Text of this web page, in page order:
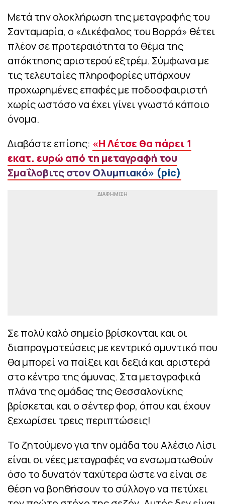
Μετά την ολοκλήρωση της μεταγραφής του
Σανταμαρία, ο «Δικέφαλος του Βορρά» θέτει
πλέον σε προτεραιότητα το θέμα της
απόκτησης αριστερού εξτρέμ. Σύμφωνα με
τις τελευταίες πληροφορίες υπάρχουν
προχωρημένες επαφές με ποδοσφαιριστή
χωρίς ωστόσο να έχει γίνει γνωστό κάποιο
όνομα.
Διαβάστε επίσης: «Η Λέτσε θα πάρει 1
εκατ. ευρώ από τη μεταγραφή του
Σμαΐλοβιτς στον Ολυμπιακό» (pic)
Σε πολύ καλό σημείο βρίσκονται και οι
διαπραγματεύσεις με κεντρικό αμυντικό που
θα μπορεί να παίξει και δεξιά και αριστερά
στο κέντρο της άμυνας. Στα μεταγραφικά
πλάνα της ομάδας της Θεσσαλονίκης
βρίσκεται και ο σέντερ φορ, όπου και έχουν
ξεχωρίσει τρεις περιπτώσεις!
Το ζητούμενο για την ομάδα του Αλέσιο Λίσι
είναι οι νέες μεταγραφές να ενσωματωθούν
όσο το δυνατόν ταχύτερα ώστε να είναι σε
θέση να βοηθήσουν το σύλλογο να πετύχει